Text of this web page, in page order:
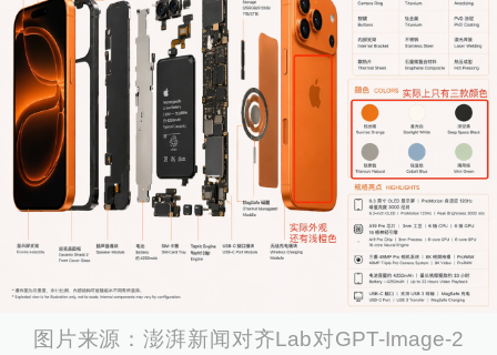
图片来源：澎湃新闻对齐Lab对GPT-Image-2